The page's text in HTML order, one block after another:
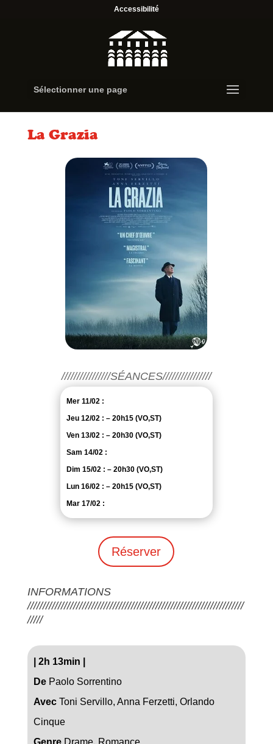
Accessibilité
Sélectionner une page
La Grazia
////////////////SÉANCES////////////////
Mer 11/02 :
Jeu 12/02 : – 20h15 (VO,ST)
Ven 13/02 : – 20h30 (VO,ST)
Sam 14/02 :
Dim 15/02 : – 20h30 (VO,ST)
Lun 16/02 : – 20h15 (VO,ST)
Mar 17/02 :
Réserver
INFORMATIONS
///////////////////////////////////////////////////////////////////////
/////
2h 13min
DePaolo Sorrentino
AvecToni Servillo, Anna Ferzetti, Orlando
Cinque
GenreDrame, Romance